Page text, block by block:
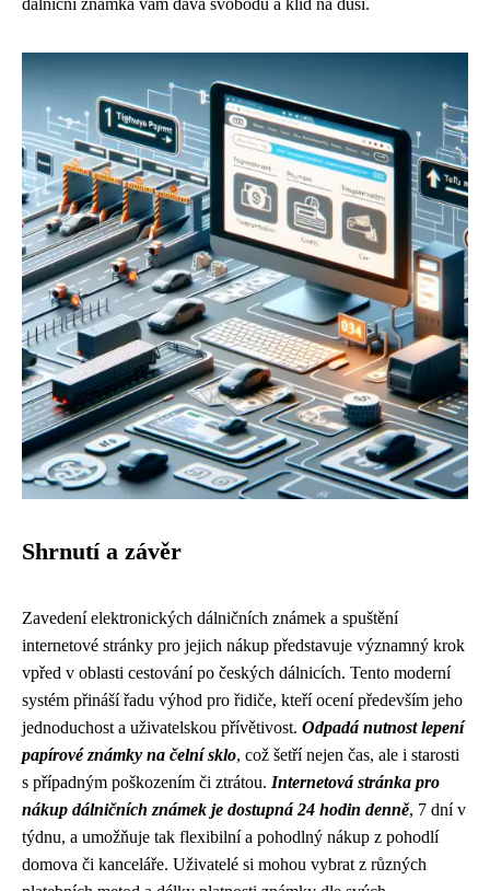
dálniční známka vám dává svobodu a klid na duši.
Shrnutí a závěr
Zavedení elektronických dálničních známek a spuštění
internetové stránky pro jejich nákup představuje významný krok
vpřed v oblasti cestování po českých dálnicích. Tento moderní
systém přináší řadu výhod pro řidiče, kteří ocení především jeho
jednoduchost a uživatelskou přívětivost. Odpadá nutnost lepení
papírové známky na čelní sklo, což šetří nejen čas, ale i starosti
s případným poškozením či ztrátou. Internetová stránka pro
nákup dálničních známek je dostupná 24 hodin denně, 7 dní v
týdnu, a umožňuje tak flexibilní a pohodlný nákup z pohodlí
domova či kanceláře. Uživatelé si mohou vybrat z různých